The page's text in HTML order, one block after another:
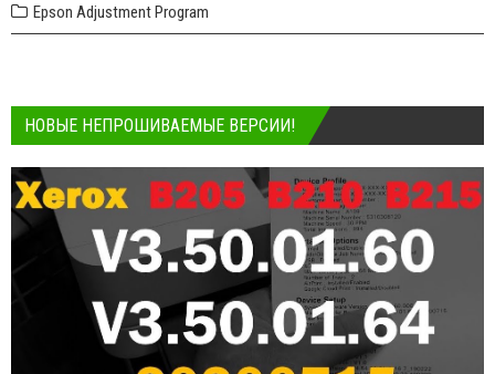
Epson Adjustment Program
НОВЫЕ НЕПРОШИВАЕМЫЕ ВЕРСИИ!